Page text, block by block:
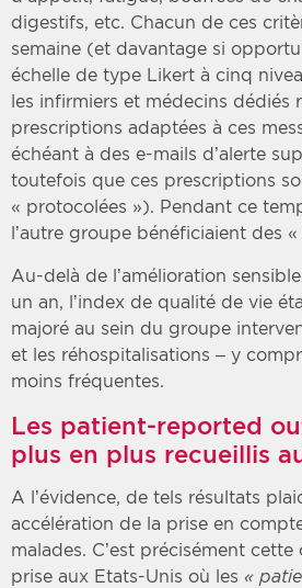
digestifs, etc. Chacun de ces
semaine (et davantage si
échelle de type Likert à cinq
les infirmiers et médecins dédiés
prescriptions adaptées à ces
échéant à des e-mails d’alerte
toutefois que ces prescriptions
« protocolées »). Pendant ce
l’autre groupe bénéficiaient des «
Au-delà de l’amélioration
un an, l’index de qualité de vie
majoré au sein du groupe
et les réhospitalisations – y
moins fréquentes.
Les patient-reported
plus en plus recueillis
A l’évidence, de tels résultats
accélération de la prise en
malades. C’est précisément
prise aux Etats-Unis où les «